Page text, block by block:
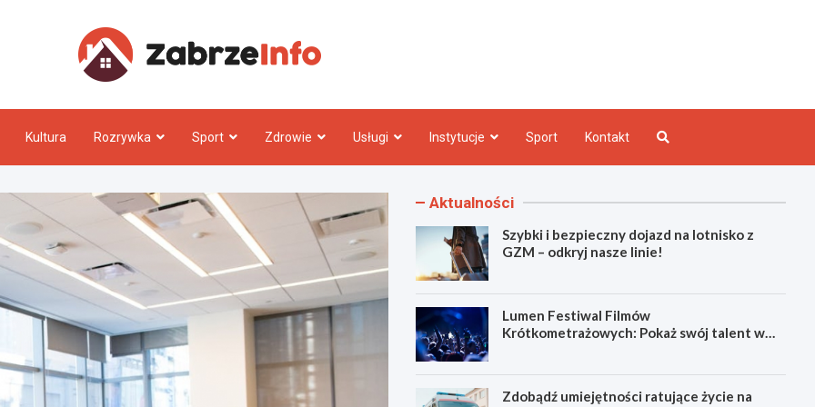
Kultura Rozrywka Sport Zdrowie Usługi Instytucje Sport Kontakt
Aktualności
Szybki i bezpieczny dojazd na lotnisko z
GZM – odkryj nasze linie!
Lumen Festiwal Filmów
Krótkometrażowych: Pokaż swój talent w
Zdobądź umiejętności ratujące życie na